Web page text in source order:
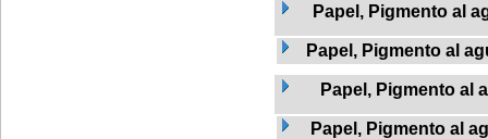
Papel, Pigmento al
Papel, Pigmento al
Papel, Pigmento al
Papel, Pigmento al